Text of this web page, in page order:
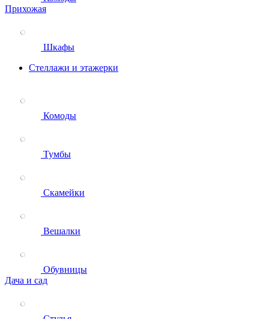
Прихожая
Шкафы
Стеллажи и этажерки
Комоды
Тумбы
Скамейки
Вешалки
Обувницы
Дача и сад